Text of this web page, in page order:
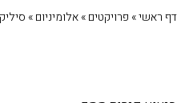
דף ראשי» פרויקטים»אלומיניום»